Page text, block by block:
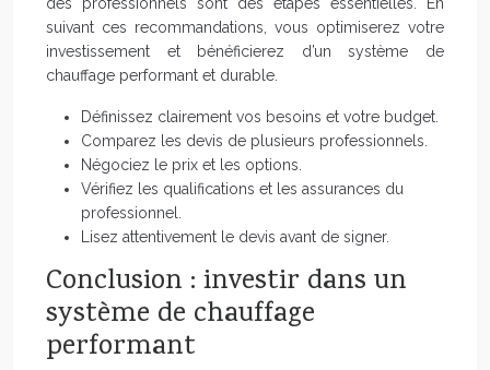
suivant ces recommandations, vous optimiserez votre
investissement et bénéficierez d’un système de
chauffage performant et durable.
Définissez clairement vos besoins et votre budget.
Comparez les devis de plusieurs professionnels.
Négociez le prix et les options.
Vérifiez les qualifications et les assurances du
professionnel.
Lisez attentivement le devis avant de signer.
Conclusion : investir dans un
système de chauffage
performant